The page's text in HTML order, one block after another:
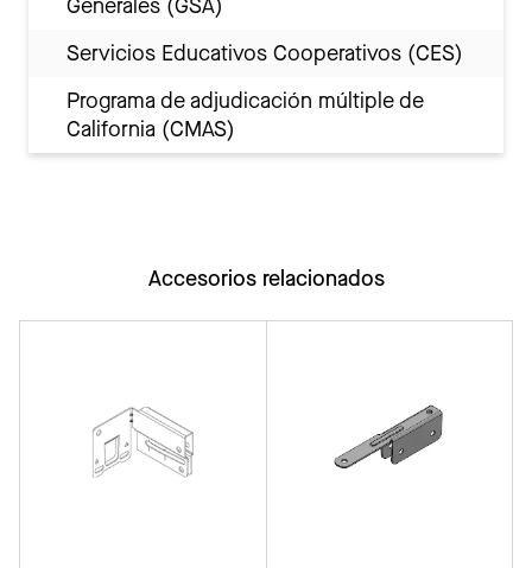
Generales (GSA)
Servicios Educativos Cooperativos (CES)
Programa de adjudicación múltiple de
California (CMAS)
Accesorios relacionados